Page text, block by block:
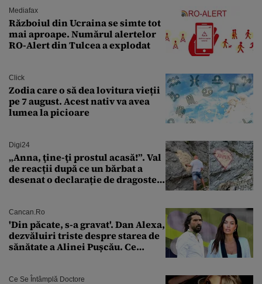
Mediafax
Războiul din Ucraina se simte tot
mai aproape. Numărul alertelor
RO-Alert din Tulcea a explodat
Click
Zodia care o să dea lovitura vieții
pe 7 august. Acest nativ va avea
lumea la picioare
Digi24
„Anna, ţine-ţi prostul acasă!”. Val
de reacții după ce un bărbat a
desenat o declarație de dragoste
Cancan.ro
'Din păcate, s-a gravat'. Dan Alexa,
dezvăluiri triste despre starea de
sănătate a Alinei Pușcău. Ce
Ce Se Întâmplă Doctore